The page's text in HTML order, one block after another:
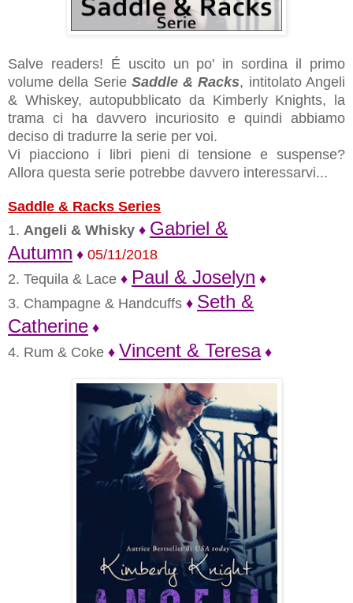
Salve readers! É uscito un po' in sordina il primo
volume della Serie Saddle & Racks, intitolato Angeli
& Whiskey, autopubblicato da Kimberly Knights, la
trama ci ha davvero incuriosito e quindi abbiamo
deciso di tradurre la serie per voi.
Vi piacciono i libri pieni di tensione e suspense?
Allora questa serie potrebbe davvero interessarvi...
Saddle & Racks Series
1. Angeli & Whisky ♦ Gabriel &
Autumn ♦ 05/11/2018
2. Tequila & Lace ♦ Paul & Joselyn ♦
3. Champagne & Handcuffs ♦ Seth &
Catherine ♦
4. Rum & Coke ♦ Vincent & Teresa♦